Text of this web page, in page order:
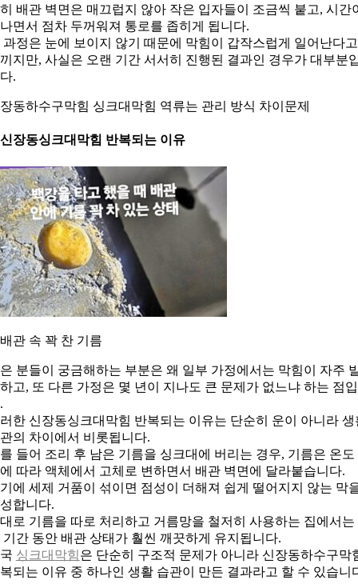
배관 벽면은 매끄럽지 않아 작은 입자들이 조금씩 붙고, 시간
면서 점차 두꺼워져 통로를 좁히게 됩니다.
과정은 눈에 보이지 않기 때문에 막힘이 갑작스럽게 일어난다고
지만, 사실은 오랜 기간 서서히 진행된 결과인 경우가 대부분
.
동하수구막힘 싱크대막힘 역류는 관리 방식 차이문제
장동싱크대막힘 반복되는 이유
관 속 꽉 찬 기름
분들이 궁금해하는 부분은 왜 일부 가정에서는 막힘이 자주
고, 또 다른 가정은 몇 년이 지나도 큰 문제가 없느냐 하는 점
한 신장동싱크대막힘 반복되는 이유는 단순히 운이 아니라 생
의 차이에서 비롯됩니다.
들어 조리 후 남은 기름을 싱크대에 버리는 경우, 기름은 온도
따라 액체에서 고체로 변하면서 배관 벽면에 달라붙습니다.
에 세제 거품이 섞이면 점성이 더해져 쉽게 떨어지지 않는 막
합니다.
로 기름을 따로 처리하고 거름망을 철저히 사용하는 집에서는
기간 동안 배관 상태가 훨씬 깨끗하게 유지됩니다.
싱크대막힘은 단순히 구조적 문제가 아니라 신장동하수구막
되는 이유 중 하나인 생활 습관이 만든 결과라고 할 수 있습니